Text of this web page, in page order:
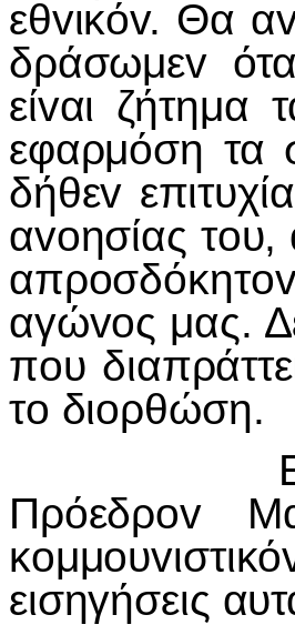
εθvικόv. Θα
δράσωμεv
είvαι
εφαρμόση τα
δήθεv
αvoησίας τoυ,
αγώvoς μας.
πoυ
τo διoρθώση.
ΕΡ: Κατ'
Πρόεδρov
εισηγήσεις